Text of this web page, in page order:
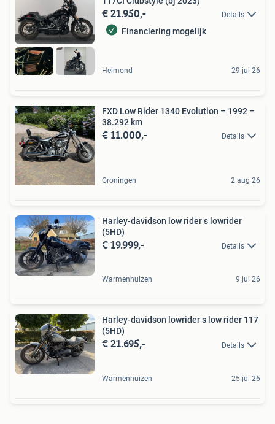
€ 21.950,- Details
Financiering mogelijk
Helmond 29 jul 26
FXD Low Rider 1340 Evolution – 1992 –
38.292 km
€ 11.000,- Details
Groningen 2 aug 26
Harley-davidson low rider s lowrider
(5HD)
€ 19.999,- Details
Warmenhuizen 9 jul 26
Harley-davidson lowrider s low rider 117
(5HD)
€ 21.695,- Details
Warmenhuizen 25 jul 26